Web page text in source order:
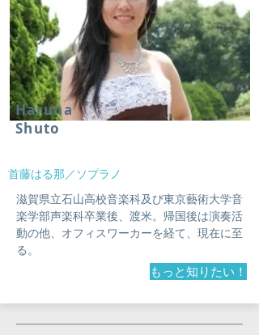
Haruna
Shuto
首藤はる那／ソプラノ
滋賀県立石山高校音楽科及び東京藝術大学音
楽学部声楽科卒業後、渡米。帰国後は演奏活
動の他、オフィスワーカーを経て、現在に至
る。
もっと知りたい！